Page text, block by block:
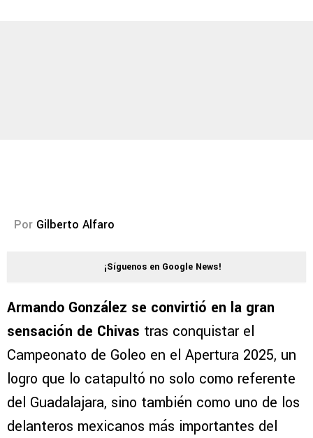
Por Gilberto Alfaro
¡Síguenos en Google News!
Armando González se convirtió en la gran
sensación de Chivas tras conquistar el
Campeonato de Goleo en el Apertura 2025, un
logro que lo catapultó no solo como referente
del Guadalajara, sino también como uno de los
delanteros mexicanos más importantes del